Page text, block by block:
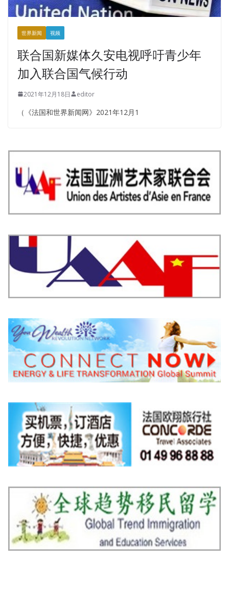
世界新闻 视频
联合国新媒体久安电视呼吁青少年
加入联合国气候行动
2021年12月18日 editor
（《法国和世界新闻网》2021年12月1